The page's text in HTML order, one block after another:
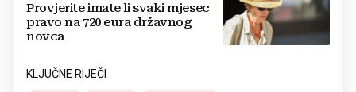
Provjerite imate li svaki mjesec
pravo na 720 eura državnog
novca
KLJUČNE RIJEČI